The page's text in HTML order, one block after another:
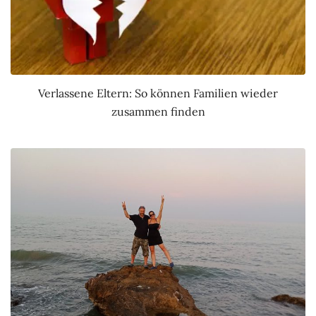
Verlassene Eltern: So können Familien wieder
zusammen finden